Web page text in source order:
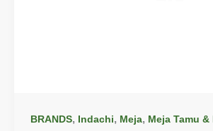
BRANDS, Indachi, Meja, Meja Tamu &